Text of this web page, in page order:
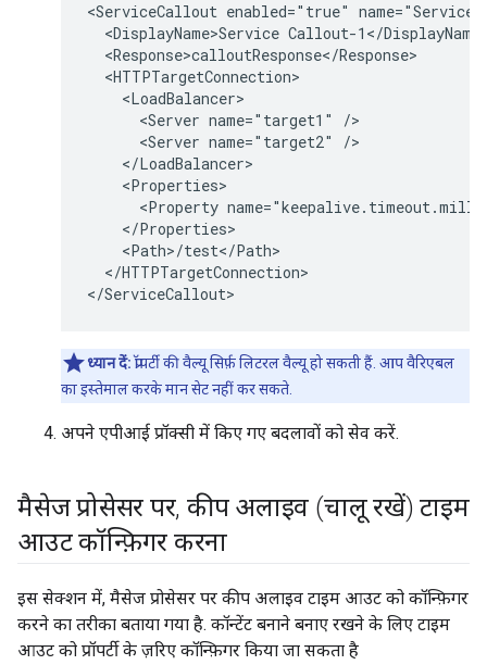
<ServiceCallout enabled="true"
<DisplayName>Service Callout-1</
  <Response>calloutResponse</Response>
  <HTTPTargetConnection>
    <LoadBalancer>
      <Server name="target1" />
      <Server name="target2" />
    </LoadBalancer>
    <Properties>
<Property
    </Properties>
    <Path>/test</Path>
  </HTTPTargetConnection>
</ServiceCallout>
ध्यान दें:प्रॉपर्टी की वैल्यू सिर्फ़ लिटरल वैल्यू हो सकती हैं. आप वैरिएबल
का इस्तेमाल करके मान सेट नहीं कर सकते.
अपने एपीआई प्रॉक्सी में किए गए बदलावों को सेव करें.
मैसेज प्रोसेसर पर, कीप अलाइव (चालू रखें) टाइम
आउट कॉन्फ़िगर करना
इस सेक्शन में, मैसेज प्रोसेसर पर कीप अलाइव टाइम आउट को कॉन्फ़िगर
करने का तरीका बताया गया है. कॉन्टेंट बनाने बनाए रखने के लिए टाइम
आउट को प्रॉपर्टी के ज़रिए कॉन्फ़िगर किया जा सकता है